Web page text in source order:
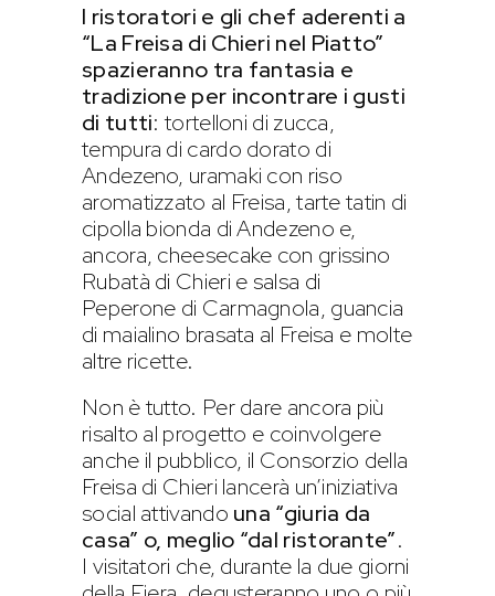
I ristoratori e gli chef aderenti a
“La Freisa di Chieri nel Piatto”
spazieranno tra fantasia e
tradizione per incontrare i gusti
di tutti: tortelloni di zucca,
tempura di cardo dorato di
Andezeno, uramaki con riso
aromatizzato al Freisa, tarte tatin di
cipolla bionda di Andezeno e,
ancora, cheesecake con grissino
Rubatà di Chieri e salsa di
Peperone di Carmagnola, guancia
di maialino brasata al Freisa e molte
altre ricette.
Non è tutto. Per dare ancora più
risalto al progetto e coinvolgere
anche il pubblico, il Consorzio della
Freisa di Chieri lancerà un’iniziativa
social attivando una “giuria da
casa” o, meglio “dal ristorante”.
I visitatori che, durante la due giorni